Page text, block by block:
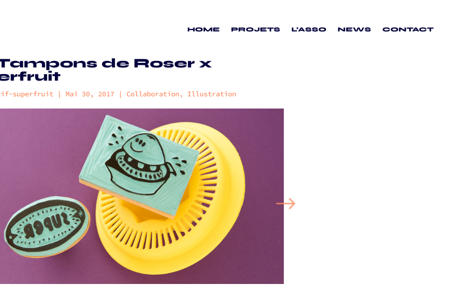
HOME PROJETS L’ASSO NEWS CONTACT
de Roser x
superfruit | Mai 30, 2017 | Collaboration, Illustration